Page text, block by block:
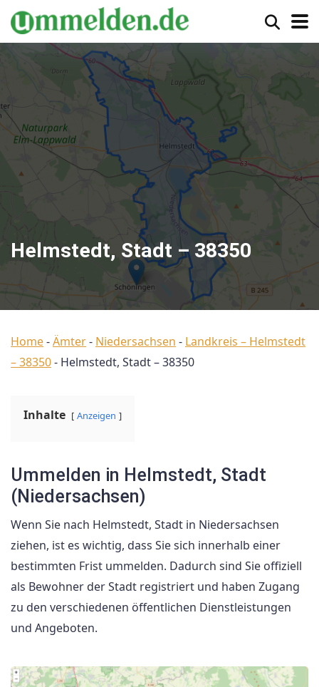
Helmstedt, Stadt – 38350
Home-Ämter- Niedersachsen - Landkreis – Helmstedt
– 38350- Helmstedt, Stadt – 38350
Inhalte Anzeigen
Ummelden in Helmstedt, Stadt
(Niedersachsen)
Wenn Sie nach Helmstedt, Stadt in Niedersachsen
ziehen, ist es wichtig, dass Sie sich innerhalb einer
bestimmten Frist ummelden. Dadurch sind Sie offiziell
als Bewohner der Stadt registriert und haben Zugang
zu den verschiedenen öffentlichen Dienstleistungen
und Angeboten.